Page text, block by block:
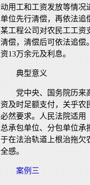
动用工和工资发放等情况
单位先行清偿，再依法追
某工程公司对农民工工资
清偿，清偿后可依法追偿
资13万余元及利息。
典型意义
党中央、国务院历来
资及时足额支付，关乎农
必然要求。人民法院适用
总承包单位、分包单位承
于在法治轨道上根治拖欠
全感。
案例三